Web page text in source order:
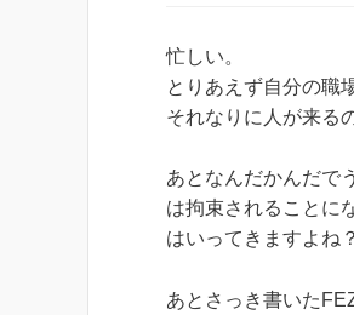
忙しい。
とりあえず自分の職
それなりに人が来る
あとなんだかんだで
は拘束されることに
はいってきますよね？
あとさっき書いた